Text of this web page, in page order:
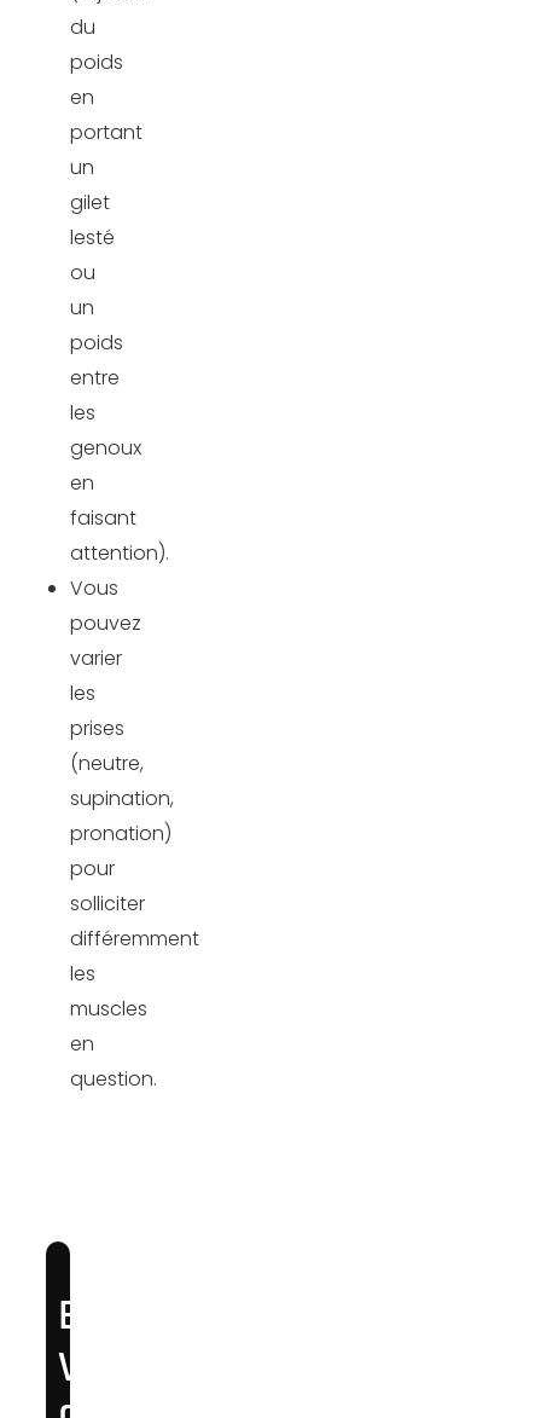
du
poids
en
portant
un
gilet
lesté
ou
un
poids
entre
les
genoux
en
faisant
attention).
Vous
pouvez
varier
les
prises
(neutre,
supination,
pronation)
pour
solliciter
différemment
les
muscles
en
question.
EXPLOSEZ
VOS